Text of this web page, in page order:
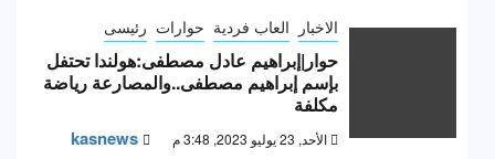
الاخبار العاب فردية حوارات رئيسى
حوار|إبراهيم عادل مصطفى:هولندا تحتفل
بإسم إبراهيم مصطفى..والمصارعة رياضة
مكلفة
الأحد, 23 يوليو 2023, 3:48 م kasnews